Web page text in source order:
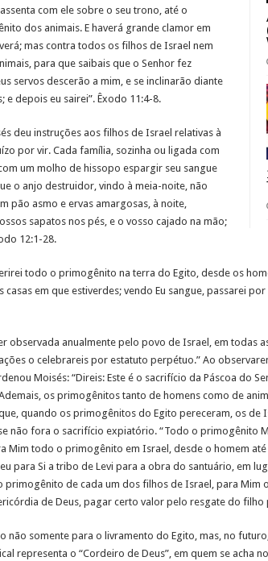
com ele sobre o seu trono, até o
dos animais. E haverá grande clamor em
mas contra todos os filhos de Israel nem
para que saibais que o Senhor fez
servos descerão a mim, e se inclinarão diante
depois eu sairei”. Êxodo 11:4-8.
deu instruções aos filhos de Israel relativas à
por vir. Cada família, sozinha ou ligada com
um molho de hissopo espargir seu sangue
o anjo destruidor, vindo à meia-noite, não
pão asmo e ervas amargosas, à noite,
sapatos nos pés, e o vosso cajado na mão;
12:1-28.
todo o primogênito na terra do Egito, desde os
em que estiverdes; vendo Eu sangue, passarei
observada anualmente pelo povo de Israel, em todas
o celebrareis por estatuto perpétuo.” Ao
Moisés: “Direis: Este é o sacrifício da Páscoa do
os primogênitos tanto de homens como de
quando os primogênitos do Egito pereceram, os de
não fora o sacrifício expiatório. “Todo o primogênito
todo o primogênito em Israel, desde o homem até
para Si a tribo de Levi para a obra do santuário, em
de cada um dos filhos de Israel, para Mim
de Deus, pagar certo valor pelo resgate do filho
somente para o livramento do Egito, mas, no
representa o “Cordeiro de Deus”, em quem se acha